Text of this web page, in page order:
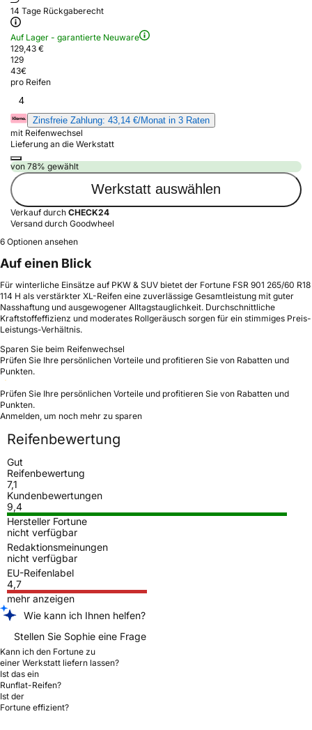
14 Tage Rückgaberecht
Auf Lager - garantierte Neuware
129,43 €
129
43€
pro Reifen
4
Zinsfreie Zahlung: 43,14 €/Monat in 3 Raten
mit Reifenwechsel
Lieferung an die Werkstatt
von 78% gewählt
Werkstatt auswählen
Verkauf durch CHECK24
Versand durch Goodwheel
6 Optionen ansehen
Auf einen Blick
Für winterliche Einsätze auf PKW & SUV bietet der Fortune FSR 901 265/60 R18
114 H als verstärkter XL-Reifen eine zuverlässige Gesamtleistung mit guter
Nasshaftung und ausgewogener Alltagstauglichkeit. Durchschnittliche
Kraftstoffeffizienz und moderates Rollgeräusch sorgen für ein stimmiges Preis-
Leistungs-Verhältnis.
Sparen Sie beim Reifenwechsel
Prüfen Sie Ihre persönlichen Vorteile und profitieren Sie von Rabatten und
Punkten.
Prüfen Sie Ihre persönlichen Vorteile und profitieren Sie von Rabatten und
Punkten.
Anmelden, um noch mehr zu sparen
Reifenbewertung
Gut
Reifenbewertung
7,1
Kundenbewertungen
9,4
Hersteller Fortune
nicht verfügbar
Redaktionsmeinungen
nicht verfügbar
EU-Reifenlabel
4,7
mehr anzeigen
Wie kann ich Ihnen helfen?
Stellen Sie Sophie eine Frage
Kann ich den Fortune zu
einer Werkstatt liefern lassen?
Ist das ein
Runflat-Reifen?
Ist der
Fortune effizient?